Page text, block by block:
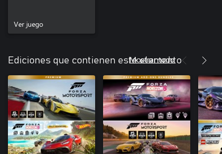
Ver juego
Ediciones que contienen este elemento
Mostrar todo